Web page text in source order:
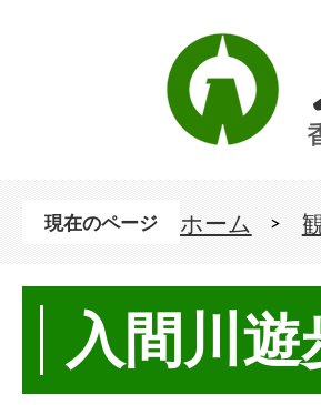
現在のページ ホーム
入間川遊